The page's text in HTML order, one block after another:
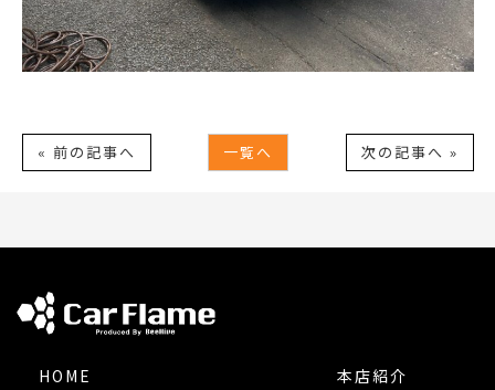
« 前の記事へ 一覧へ 次の記事へ »
HOME
本店紹介